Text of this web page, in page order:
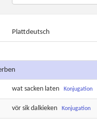
Plattdeutsch
wat sacken laten Konjugation
vör sik dalkieken Konjugation